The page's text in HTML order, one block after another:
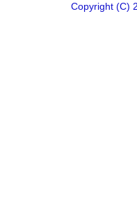
Copyright (C)